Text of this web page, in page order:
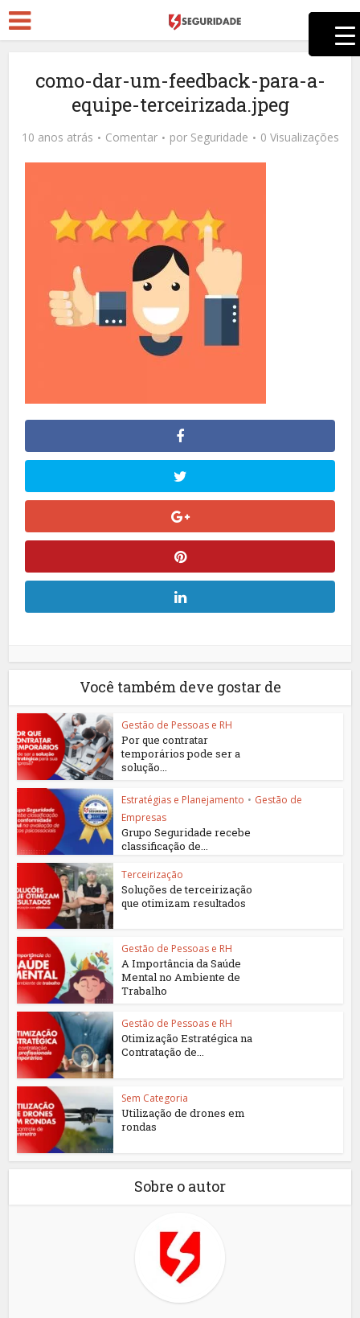
como-dar-um-feedback-para-a-
equipe-terceirizada.jpeg
10 anos atrás Comentar por Seguridade 0 Visualizações
Você também deve gostar de
Gestão de Pessoas e RH
Por que contratar
temporários pode ser a
solução...
Estratégias e Planejamento • Gestão de
Empresas
Grupo Seguridade recebe
classificação de...
Terceirização
Soluções de terceirização
que otimizam resultados
Gestão de Pessoas e RH
A Importância da Saúde
Mental no Ambiente de
Trabalho
Gestão de Pessoas e RH
Otimização Estratégica na
Contratação de...
Sem Categoria
Utilização de drones em
rondas
Sobre o autor